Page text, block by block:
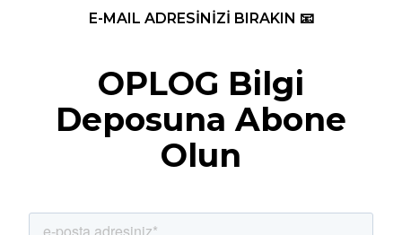
E-MAIL ADRESİNİZİ BIRAKIN 📧
OPLOG Bilgi
Deposuna Abone
Olun